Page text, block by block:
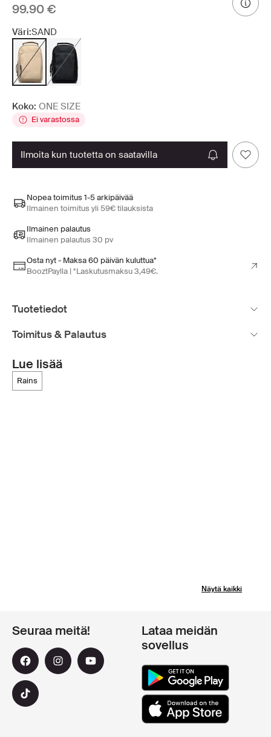
99.90 €
Väri:SAND
Koko: ONE SIZE
Ei varastossa
ilmoita kun tuotetta on saatavilla
Nopea toimitus 1-5 arkipäivää
Ilmainen toimitus yli 59€ tilauksista
Ilmainen palautus
Ilmainen palautus 30 pv
Osta nyt - Maksa 60 päivän kuluttua*
BooztPaylla | *Laskutusmaksu 3,49€.
Tuotetiedot
Toimitus & Palautus
Lue lisää
rains
Näytä kaikki
Seuraa meitä!
Lataa meidän
sovellus